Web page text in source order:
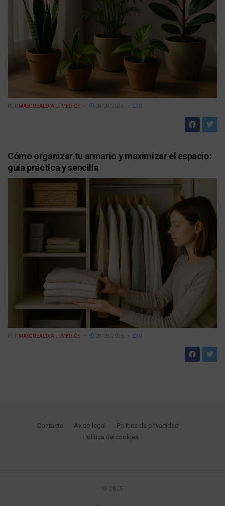
POR MASQUEALDIA UTMEDIOS 08/08/2026 0
Cómo organizar tu armario y maximizar el espacio:
guía práctica y sencilla
POR MASQUEALDIA UTMEDIOS 08/08/2026 0
Contacta Aviso legal
Política de privacidad
Política de cookies
© 2025